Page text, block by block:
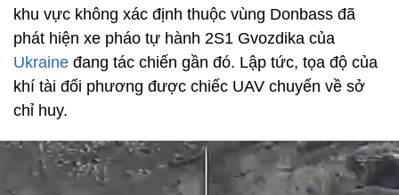
khu vực không xác định thuộc vùng Donbass đã
phát hiện xe pháo tự hành 2S1 Gvozdika của
Ukraine đang tác chiến gần đó. Lập tức, tọa độ của
khí tài đối phương được chiếc UAV chuyển về sở
chỉ huy.